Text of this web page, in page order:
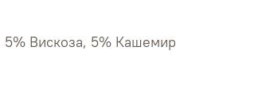
Вискоза, 5% Кашемир